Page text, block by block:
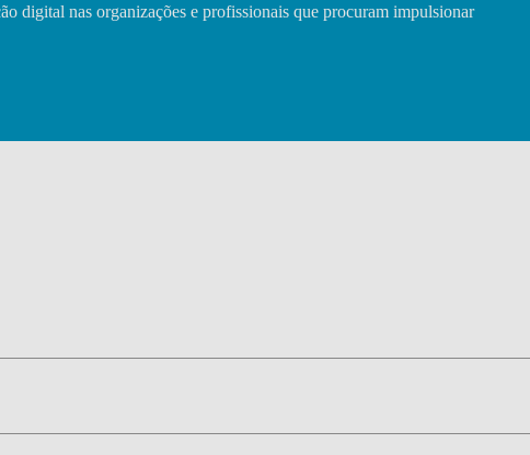
digital nas organizações e profissionais que procuram impulsionar